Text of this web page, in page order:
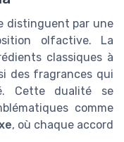
distinguent par une
olfactive. La
classiques à
des fragrances qui
Cette dualité se
comme
, où chaque accord